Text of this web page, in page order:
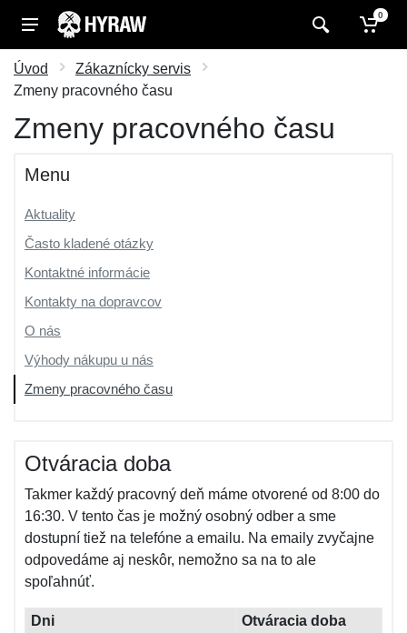
0
Úvod
Zákaznícky servis
Zmeny pracovného času
Zmeny pracovného času
Menu
Aktuality
Často kladené otázky
Kontaktné informácie
Kontakty na dopravcov
O nás
Výhody nákupu u nás
Zmeny pracovného času
Otváracia doba
Takmer každý pracovný deň máme otvorené od 8:00 do
16:30. V tento čas je možný osobný odber a sme
dostupní tiež na telefóne a emailu. Na emaily zvyčajne
odpovedáme aj neskôr, nemožno sa na to ale
spoľahnúť.
Dni
Otváracia doba